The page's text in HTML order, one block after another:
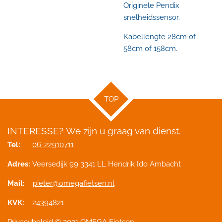
Originele Pendix
snelheidssensor.
Kabellengte 28cm of
58cm of 158cm.
TOP
INTERESSE? We zijn u graag van dienst.
Tel: 06-22910711
Adres: Veersedijk 99 3341 LL Hendrik Ido Ambacht
Mail: pieter@omegafietsen.nl
KVK: 24394821